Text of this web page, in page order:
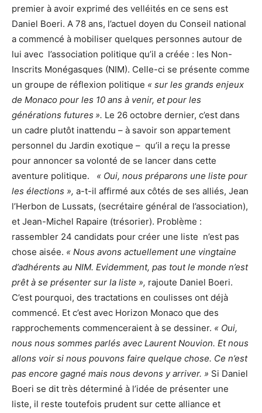
premier à avoir exprimé des velléités en ce sens est
Daniel Boeri. A 78 ans, l’actuel doyen du Conseil national
a commencé à mobiliser quelques personnes autour de
lui avec l’association politique qu’il a créée : les Non-
Inscrits Monégasques (NIM). Celle-ci se présente comme
un groupe de réflexion politique « sur les grands enjeux
de Monaco pour les 10 ans à venir, et pour les
générations futures ». Le 26 octobre dernier, c’est dans
un cadre plutôt inattendu – à savoir son appartement
personnel du Jardin exotique – qu’il a reçu la presse
pour annoncer sa volonté de se lancer dans cette
aventure politique. « Oui, nous préparons une liste pour
les élections », a-t-il affirmé aux côtés de ses alliés, Jean
l’Herbon de Lussats, (secrétaire général de l’association),
et Jean-Michel Rapaire (trésorier). Problème :
rassembler 24 candidats pour créer une liste n’est pas
chose aisée. « Nous avons actuellement une vingtaine
d’adhérents au NIM. Evidemment, pas tout le monde n’est
prêt à se présenter sur la liste », rajoute Daniel Boeri.
C’est pourquoi, des tractations en coulisses ont déjà
commencé. Et c’est avec Horizon Monaco que des
rapprochements commenceraient à se dessiner. « Oui,
nous nous sommes parlés avec Laurent Nouvion. Et nous
allons voir si nous pouvons faire quelque chose. Ce n’est
pas encore gagné mais nous devons y arriver. » Si Daniel
Boeri se dit très déterminé à l’idée de présenter une
liste, il reste toutefois prudent sur cette alliance et